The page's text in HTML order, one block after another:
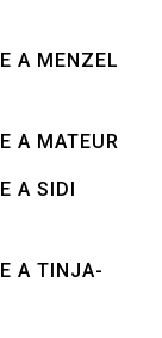
A MENZEL
A MATEUR
A SIDI
A TINJA-